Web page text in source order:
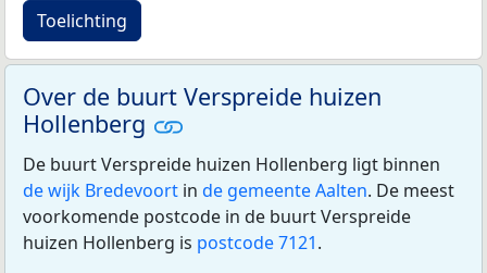
Toelichting
Over de buurt Verspreide huizen
Hollenberg
De buurt Verspreide huizen Hollenberg ligt binnen
de wijk Bredevoort in de gemeente Aalten. De meest
voorkomende postcode in de buurt Verspreide
huizen Hollenberg is postcode 7121.